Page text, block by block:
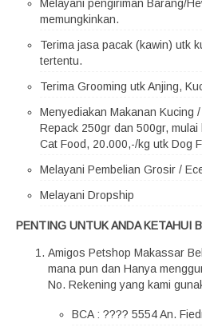
Melayani pengiriman Barang/
memungkinkan.
Terima jasa pacak (kawin) utk
tertentu.
Terima Grooming utk Anjing,
Menyediakan Makanan Kucing
Repack 250gr dan 500gr,
Cat Food, 20.000,-/kg utk Dog
Melayani Pembelian Grosir /
Melayani Dropship
PENTING UNTUK ANDA KETAHUI
Amigos Petshop Makassar
mana pun dan Hanya
No. Rekening yang kami
BCA : ???? 5554 An.